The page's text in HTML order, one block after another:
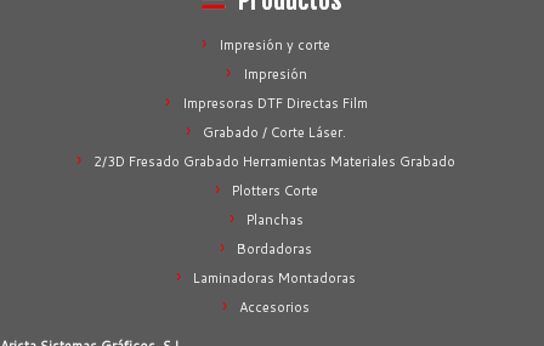
Impresión y corte
Impresión
Impresoras DTF Directas Film
Grabado / Corte Láser.
2/3D Fresado Grabado Herramientas Materiales Grabado
Plotters Corte
Planchas
Bordadoras
Laminadoras Montadoras
Accesorios